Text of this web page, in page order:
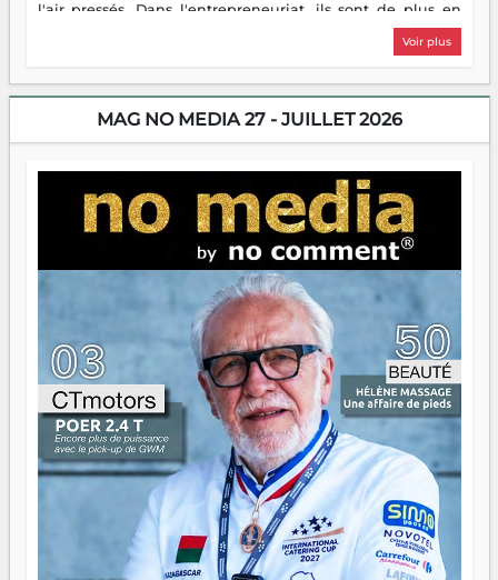
l'air pressés. Dans l'entrepreneuriat, ils sont de plus en
plus nombreux à se lancer, à créer, à risquer — souvent
sans filet, souvent sans aide, mais toujours avec cette
dorment vraiment la nuit. En culture, les nouvelles sont
encore meilleures. Aina Rasamoelina vient de décrocher le
Prix RFI Instrumental Afrique. Miangaly Elia rafle le Prix
jeunes qui tiennent la torche. Alors oui, on pourrait
s'arrêter là, applaudir et rentrer chez soi satisfait. Mais ce
serait passer à côté d'une chose essentielle. La fougue, ça
brûle fort — et parfois, ça brûle vite. Une flamme sans
direction peut éclairer autant qu'elle peut consumer. C'est
là que les aînés entrent en scène — pas pour reprendre le
gouvernail, mais pour montrer où sont les récifs. Les jeunes
ont la force, les vieux ont l'expérience, comme on dit. Ce
n'est pas un combat de générations — c'est une question
d'équipage. Partagez vos réussites, mais aussi vos échecs.
Surtout vos échecs, d'ailleurs — ils enseignent mieux que
n'importe quel manuel. À Madagascar, la barque avance.
Il faut juste s'assurer que tout le monde rame dans le
même sens.
Voir plus
MAG NO MEDIA 27 - JUILLET 2026